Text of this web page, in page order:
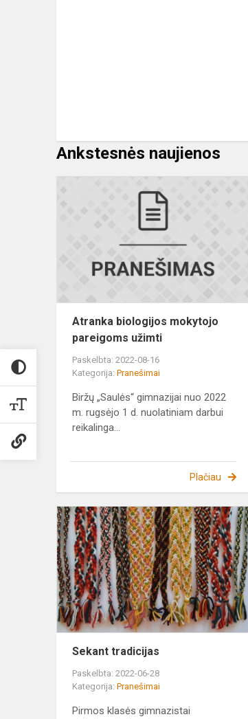
Ankstesnės naujienos
Atranka biologijos mokytojo
pareigoms užimti
Paskelbta: 2022-08-16
Kategorija: Pranešimai
Biržų „Saulės“ gimnazijai nuo 2022
m. rugsėjo 1 d. nuolatiniam darbui
reikalinga...
Plačiau
Sekant tradicijas
Paskelbta: 2022-06-28
Kategorija: Pranešimai
Pirmos klasės gimnazistai